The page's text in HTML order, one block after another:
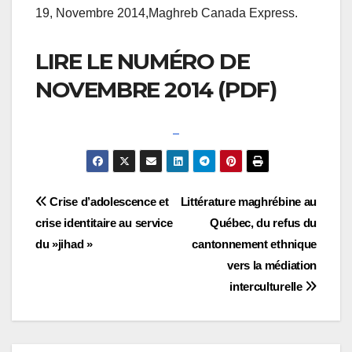
19, Novembre 2014,Maghreb Canada Express.
LIRE LE NUMÉRO DE
NOVEMBRE 2014 (PDF)
Navigation
de
Littérature maghrébine au
Québec, du refus du
cantonnement ethnique
vers la médiation
interculturelle
Crise d’adolescence et
crise identitaire au service
du »jihad »